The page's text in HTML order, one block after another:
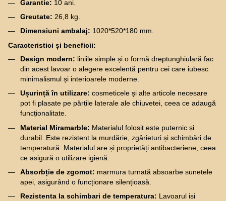
Garantie: 10 ani.
Greutate: 26,8 kg.
Dimensiuni ambalaj: 1020*520*180 mm.
Caracteristici și beneficii:
Design modern: liniile simple și o formă dreptunghiulară fac
din acest lavoar o alegere excelentă pentru cei care iubesc
minimalismul și interioarele moderne.
Ușurință în utilizare: cosmeticele și alte articole necesare
pot fi plasate pe părțile laterale ale chiuvetei, ceea ce adaugă
funcționalitate.
Material Miramarble: Materialul folosit este puternic și
durabil. Este rezistent la murdărie, zgârieturi și schimbări de
temperatură. Materialul are și proprietăți antibacteriene, ceea
ce asigură o utilizare igienă.
Absorbție de zgomot: marmura turnată absoarbe sunetele
apei, asigurând o funcționare silențioasă.
Rezistenta la schimbari de temperatura: Lavoarul isi